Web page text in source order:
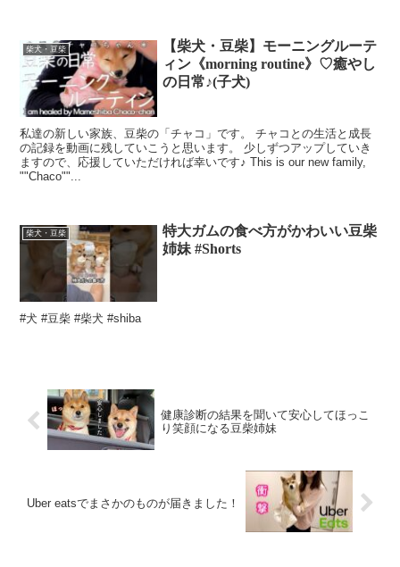
柴犬・豆柴
【柴犬・豆柴】モーニングルーテ
ィン《morning routine》♡癒やし
の日常♪(子犬)
私達の新しい家族、豆柴の「チャコ」です。 チャコとの生活と成長
の記録を動画に残していこうと思います。 少しずつアップしていき
ますので、応援していただければ幸いです♪ This is our new family,
""Chaco""...
柴犬・豆柴
特大ガムの食べ方がかわいい豆柴
姉妹 #Shorts
#犬 #豆柴 #柴犬 #shiba
健康診断の結果を聞いて安心してほっこ
り笑顔になる豆柴姉妹
Uber eatsでまさかのものが届きました！